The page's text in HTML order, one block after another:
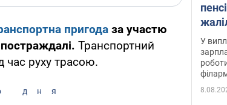
пригода за участю
Транспортний
час руху трасою.
дня
У